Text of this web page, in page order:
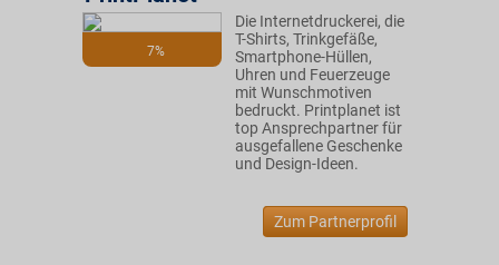
7%
Die Internetdruckerei, die
T-Shirts, Trinkgefäße,
Smartphone-Hüllen,
Uhren und Feuerzeuge
mit Wunschmotiven
bedruckt. Printplanet ist
top Ansprechpartner für
ausgefallene Geschenke
und Design-Ideen.
Zum Partnerprofil